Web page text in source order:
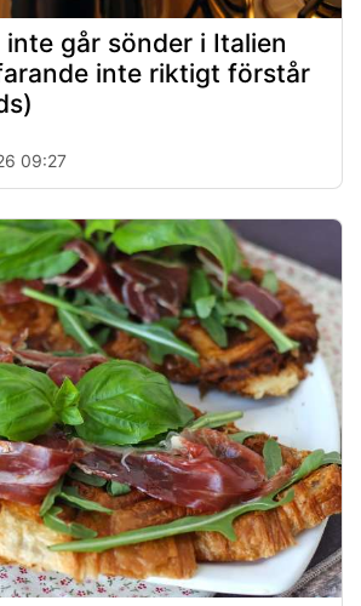
går sönder i Italien
inte riktigt förstår
09:27